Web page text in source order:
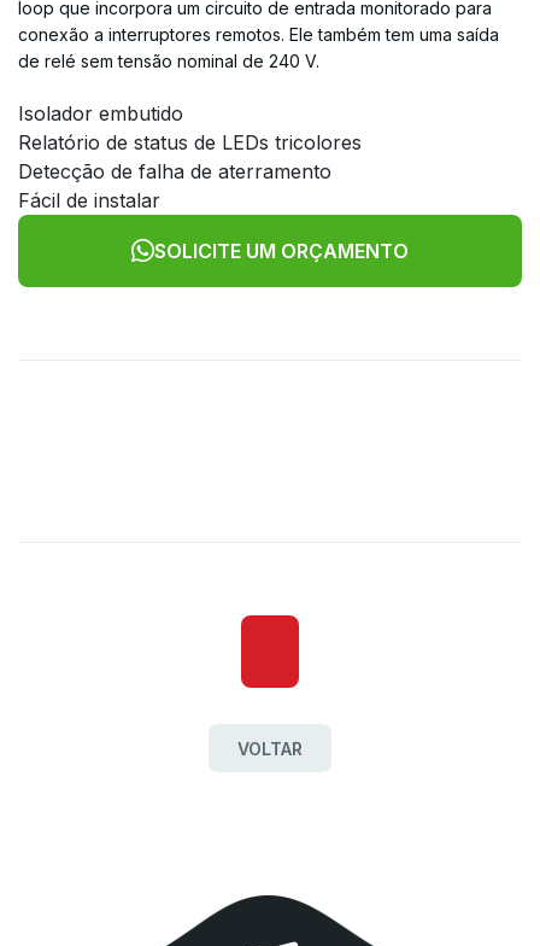
loop que incorpora um circuito de entrada monitorado para
conexão a interruptores remotos. Ele também tem uma saída
de relé sem tensão nominal de 240 V.
Isolador embutido
Relatório de status de LEDs tricolores
Detecção de falha de aterramento
Fácil de instalar
SOLICITE UM ORÇAMENTO
VOLTAR